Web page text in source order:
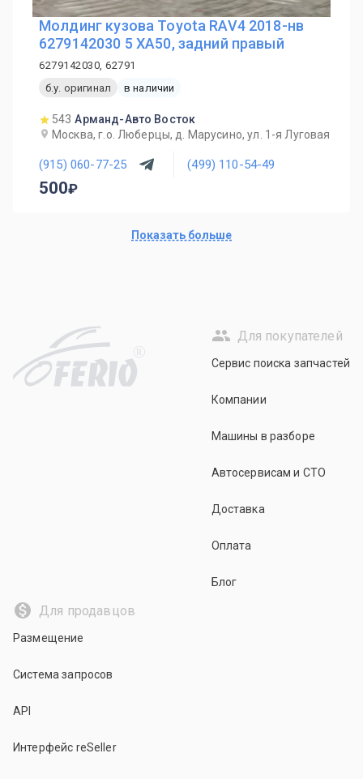
Молдинг кузова Toyota RAV4 2018-нв
6279142030 5 XA50, задний правый
6279142030, 62791
б.у. оригинал
в наличии
543 Арманд-Авто Восток
Москва, г.о. Люберцы, д. Марусино, ул. 1-я Луговая
(915) 060-77-25 (499) 110-54-49
500
Показать больше
R
Для покупателей
Сервис поиска запчастей
Компании
Машины в разборе
Автосервисам и СТО
Доставка
Оплата
Блог
Для продавцов
Размещение
Система запросов
API
Интерфейс reSeller